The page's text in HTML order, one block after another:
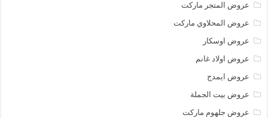
عروض المتجر ماركت
عروض المحلاوي ماركت
عروض اوسكار
عروض اولاد غانم
عروض ايمدج
عروض بيت الجملة
عروض جلهوم ماركت